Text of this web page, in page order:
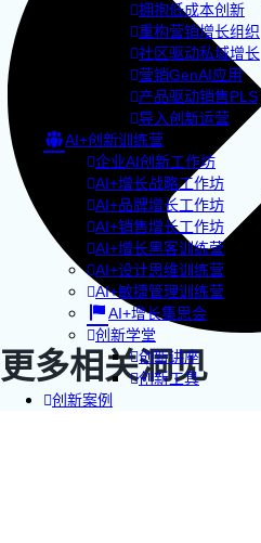
拥抱低成本创新
重构营销增长组织
社区驱动私域增长
营销GenAI应用
产品驱动销售PLS
导入创新运营
AI+创新训练营
企业AI创新工作坊
AI+增长战略工作坊
AI+品牌增长工作坊
AI+销售增长工作坊
AI+增长黑客训练营
AI+设计思维训练营
AI+敏捷管理训练营
AI+增长集思会
创新学堂
创新讲座
创新工具
创新案例
更多相关洞见